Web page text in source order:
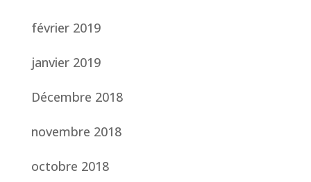
février 2019
janvier 2019
Décembre 2018
novembre 2018
octobre 2018